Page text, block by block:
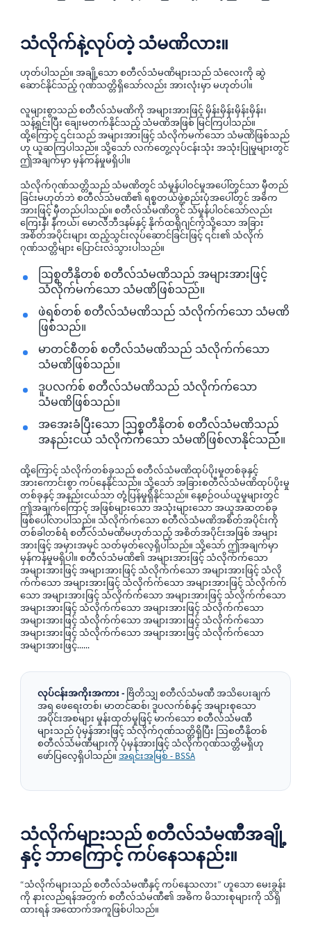
သံလိုက်နဲ့လုပ်တဲ့ သံမဏိလား။
ဟုတ်ပါသည်။ အချို့သော စတီလ်သံမဏိများသည် သံလေးကို ဆွဲ
ဆောင်နိုင်သည့် ဂုဏ်သတ္တိရှိသော်လည်း အားလုံးမှာ မဟုတ်ပါ။
လူများစွာသည် စတီလ်သံမဏိကို အများအားဖြင့် မှိန်းမှိန်းမှိန်းမှိန်း၊
သန့်ရှင်းပြီး ချေးမတက်နိုင်သည့် သံမဏိအဖြစ် မြင်ကြပါသည်။
ထို့ကြောင့် ၎င်းသည် အများအားဖြင့် သံလိုက်မက်သော သံမဏိဖြစ်သည်
ဟု ယူဆကြပါသည်။ သို့သော် လက်တွေ့လုပ်ငန်းသုံး အသုံးပြုမှုများတွင်
ဤအချက်မှာ မှန်ကန်မှုမရှိပါ။
သံလိုက်ဂုဏ်သတ္တိသည် သံမဏိတွင် သံမှုန်ပါဝင်မှုအပေါ်တွင်သာ မှီတည်
ခြင်းမဟုတ်ဘဲ စတီလ်သံမဏိ၏ ရစ္စတယ်ဖွဲ့စည်းပုံအပေါ်တွင် အဓိက
အားဖြင့် မှီတည်ပါသည်။ စတီလ်သံမဏိတွင် သံမှုန်ပါဝင်သော်လည်း
ကြေးနီ၊ နီကယ်၊ မောလီဘီဒနမ်နှင့် နိုက်ထရိုဂျင်ကဲ့သို့သော အခြား
အစိတ်အပိုင်းများ ထည့်သွင်းလုပ်ဆောင်ခြင်းဖြင့် ၎င်း၏ သံလိုက်
ဂုဏ်သတ္တိများ ပြောင်းလဲသွားပါသည်။
ဩစ္စတီနိုတစ် စတီလ်သံမဏိသည် အများအားဖြင့်
သံလိုက်မက်သော သံမဏိဖြစ်သည်။
ဖဲရစ်တစ် စတီလ်သံမဏိသည် သံလိုက်က်သော သံမဏိ
ဖြစ်သည်။
မာတင်စီတစ် စတီလ်သံမဏိသည် သံလိုက်က်သော
သံမဏိဖြစ်သည်။
ဒူပလက်စ် စတီလ်သံမဏိသည် သံလိုက်က်သော
သံမဏိဖြစ်သည်။
အအေးခံပြီးသော ဩစ္စတီနိုတစ် စတီလ်သံမဏိသည်
အနည်းငယ် သံလိုက်က်သော သံမဏိဖြစ်လာနိုင်သည်။
ထို့ကြောင့် သံလိုက်တစ်ခုသည် စတီလ်သံမဏိထုပ်ပိုးမှုတစ်ခုနှင့်
အားကောင်းစွာ ကပ်နေနိုင်သည်။ သို့သော် အခြားစတီလ်သံမဏိထုပ်ပိုးမှု
တစ်ခုနှင့် အနည်းငယ်သာ တုံ့ပြန်မှုရှိနိုင်သည်။ နေ့စဉ်ဝယ်ယူမှုများတွင်
ဤအချက်ကြောင့် အဖြစ်များသော အသုံးများသော အယူအဆတစ်ခု
ဖြစ်ပေါ်လာပါသည်။ သံလိုက်က်သော စတီလ်သံမဏိအစိတ်အပိုင်းကို
တစ်ခါတစ်ရံ စတီလ်သံမဏိမဟုတ်သည့် အစိတ်အပိုင်းအဖြစ် အများ
အားဖြင့် အမှားအမှင် သတ်မှတ်လေ့ရှိပါသည်။ သို့သော် ဤအချက်မှာ
မှန်ကန်မှုမရှိပါ။ စတီလ်သံမဏိ၏ အများအားဖြင့် သံလိုက်က်သော
အများအားဖြင့် အများအားဖြင့် သံလိုက်က်သော အများအားဖြင့် သံလို
က်က်သော အများအားဖြင့် သံလိုက်က်သော အများအားဖြင့် သံလိုက်က်
သော အများအားဖြင့် သံလိုက်က်သော အများအားဖြင့် သံလိုက်က်သော
အများအားဖြင့် သံလိုက်က်သော အများအားဖြင့် သံလိုက်က်သော
အများအားဖြင့် သံလိုက်က်သော အများအားဖြင့် သံလိုက်က်သော
အများအားဖြင့် သံလိုက်က်သော အများအားဖြင့် သံလိုက်က်သော
အများအားဖြင့်......
လုပ်ငန်းအကိုးအကား - ဗြိတိသျှ စတီလ်သံမဏီ အသိပေးချက်
အရ ဖေရေးတစ်၊ မာတင်ဆစ်၊ ဒူပလက်စ်နှင့် အများစုသော
အပိုင်းအစများ မှုန်းထုတ်မှုဖြင့် မာက်သော စတီလ်သံမဏီ
များသည် ပုံမှန်အားဖြင့် သံလိုက်ဂုဏ်သတ္တိရှိပြီး ဩစတီနိုတစ်
စတီလ်သံမဏီများကို ပုံမှန်အားဖြင့် သံလိုက်ဂုဏ်သတ္တိမရှိဟု
ဖော်ပြလေ့ရှိပါသည်။ အရင်းအမြစ် - BSSA
သံလိုက်များသည် စတီလ်သံမဏီအချို့
နှင့် ဘာကြောင့် ကပ်နေသနည်း။
“သံလိုက်များသည် စတီလ်သံမဏီနှင့် ကပ်နေသလား” ဟူသော မေးခွန်း
ကို နားလည်ရန်အတွက် စတီလ်သံမဏီ၏ အဓိက မိသားစုများကို သိရှိ
ထားရန် အထောက်အကူဖြစ်ပါသည်။